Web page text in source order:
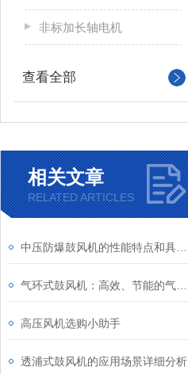
非标加长轴电机
查看全部
相关文章
RELATED ARTICLES
高压风机选购小助手
透浦式鼓风机的应用场景详细分析